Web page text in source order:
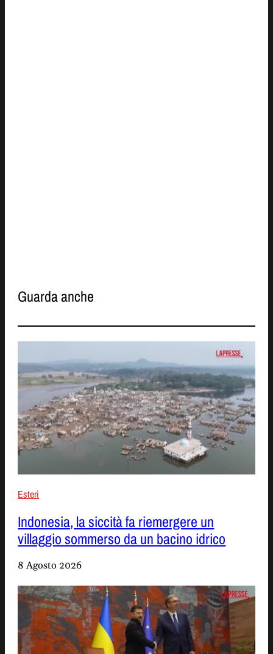
Guarda anche
Esteri
Indonesia, la siccità fa riemergere un
villaggio sommerso da un bacino idrico
8 Agosto 2026